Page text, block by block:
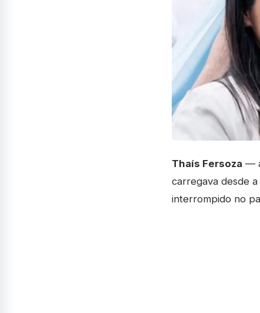
Thaís Fersoza —
carregava desde
interrompido no